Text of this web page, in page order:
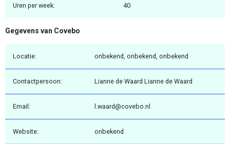
Uren per week: 40
Gegevens van Covebo
Locatie: onbekend, onbekend, onbekend
Contactpersoon: Lianne de Waard Lianne de Waard
Email: l.waard@covebo.nl
Website: onbekend